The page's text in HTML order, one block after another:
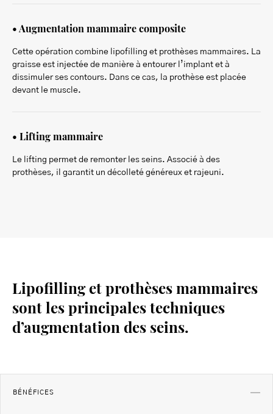
• Augmentation mammaire composite
Cette opération combine lipofilling et prothèses mammaires. La
graisse est injectée de manière à entourer l’implant et à
dissimuler ses contours. Dans ce cas, la prothèse est placée
devant le muscle.
• Lifting mammaire
Le lifting permet de remonter les seins. Associé à des
prothèses, il garantit un décolleté généreux et rajeuni.
Lipofilling et prothèses mammaires
sont les principales techniques
d’augmentation des seins.
BÉNÉFICES